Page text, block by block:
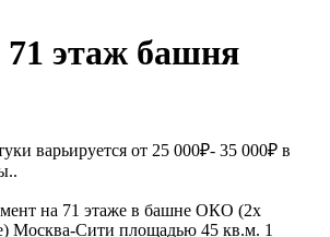
этаж башня
варьируется от 25 000₽- 35 000₽ в
на 71 этаже в башне ОКО (2х
Москва-Сити площадью 45 кв.м. 1